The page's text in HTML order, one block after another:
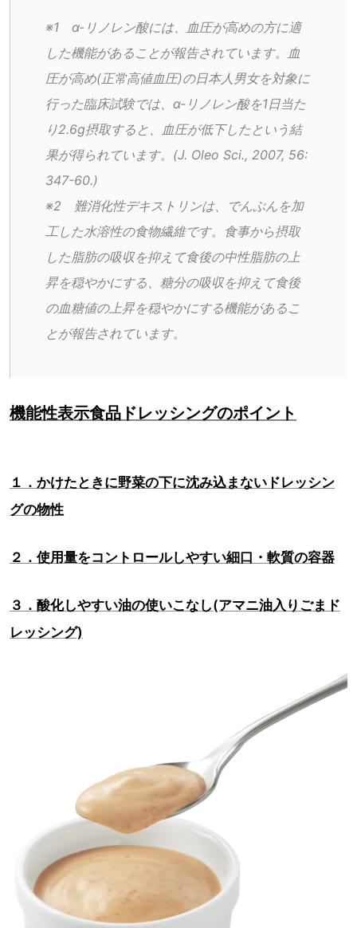
※1　α-リノレン酸には、血圧が高めの方に適
した機能があることが報告されています。血
圧が高め(正常高値血圧)の日本人男女を対象に
行った臨床試験では、α-リノレン酸を1日当た
り2.6g摂取すると、血圧が低下したという結
果が得られています。(J. Oleo Sci., 2007, 56:
347-60.)
※2　難消化性デキストリンは、でんぷんを加
工した水溶性の食物繊維です。食事から摂取
した脂肪の吸収を抑えて食後の中性脂肪の上
昇を穏やかにする、糖分の吸収を抑えて食後
の血糖値の上昇を穏やかにする機能があるこ
とが報告されています。
機能性表示食品ドレッシングのポイント
１．かけたときに野菜の下に沈み込まないドレッシン
グの物性
２．使用量をコントロールしやすい細口・軟質の容器
３．酸化しやすい油の使いこなし(アマニ油入りごまド
レッシング)